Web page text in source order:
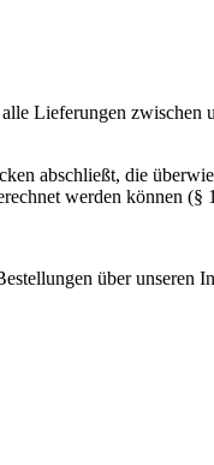
Lieferungen zwischen
abschließt, die
werden können (§
über unseren